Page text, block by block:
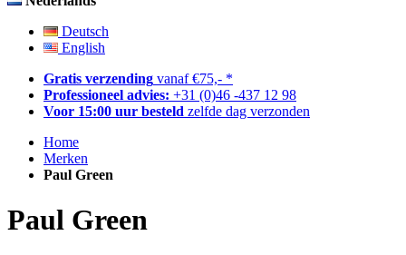
Deutsch
English
Gratis verzending vanaf €75,- *
Professioneel advies: +31 (0)46 -437 12 98
Voor 15:00 uur besteld zelfde dag verzonden
Home
Merken
Paul Green
Paul Green